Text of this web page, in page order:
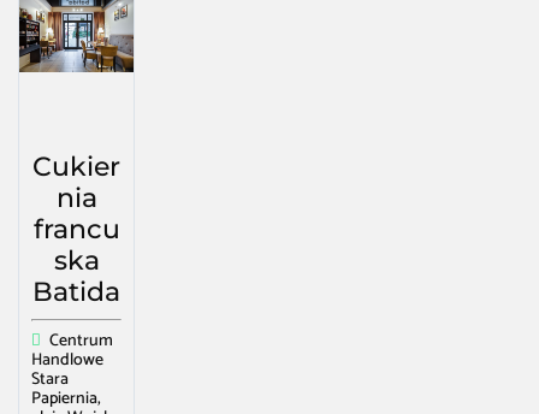
Cukier
nia
francu
ska
Batida
Centrum
Handlowe
Stara
Papiernia,